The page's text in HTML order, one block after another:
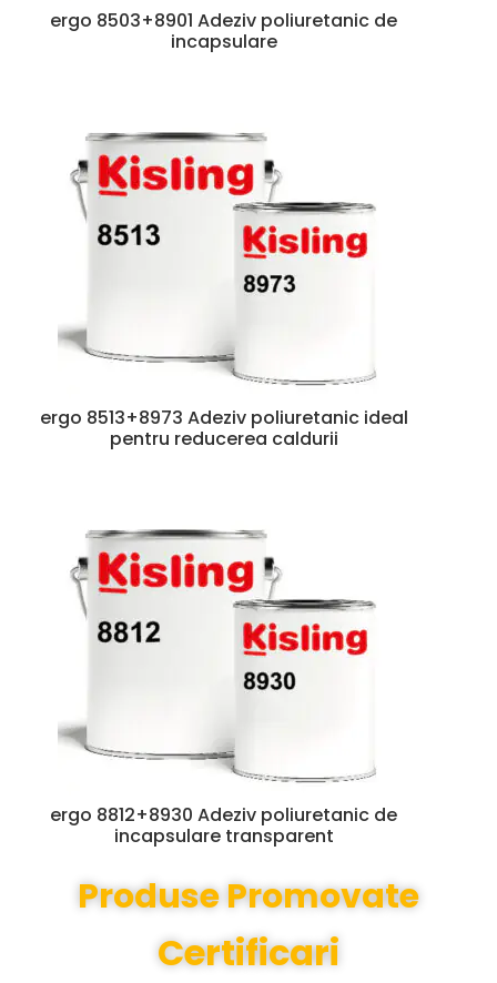
ergo 8503+8901 Adeziv poliuretanic de
incapsulare
ergo 8513+8973 Adeziv poliuretanic ideal
pentru reducerea caldurii
ergo 8812+8930 Adeziv poliuretanic de
incapsulare transparent
Produse Promovate
Certificari